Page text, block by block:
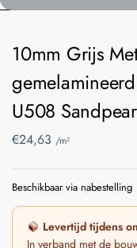
10mm Grijs
U508
€24,63 /m²
Beschikbaar via nabestelling
Levertijd tijdens
In verband met de